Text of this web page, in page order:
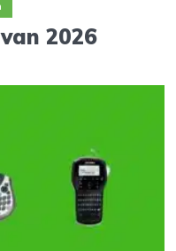
2026